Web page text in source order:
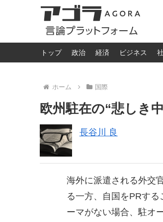
トップ 政治 経済 ビジネス
ホーム 国際
欧州駐在の“悲しき
長谷川 良
海外に派遣される外交
る一方、自国をPRす
ーマがない場合、駐オ